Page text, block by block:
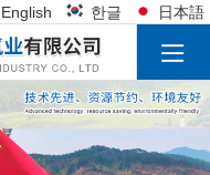
English 한글 日本語